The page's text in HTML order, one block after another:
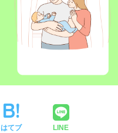
はてブ LINE